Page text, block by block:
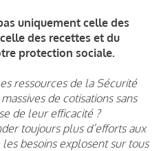
uniquement celle des
des recettes et du
protection sociale.
ressources de la Sécurité
de cotisations sans
de leur efficacité ?
toujours plus d’efforts aux
besoins explosent sur tous